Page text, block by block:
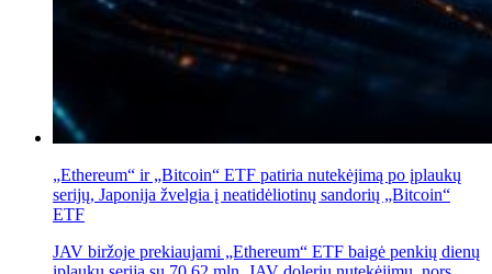
„Ethereum“ ir „Bitcoin“ ETF patiria nutekėjimą po įplaukų
serijų, Japonija žvelgia į neatidėliotinų sandorių „Bitcoin“
ETF
JAV biržoje prekiaujami „Ethereum“ ETF baigė penkių dienų